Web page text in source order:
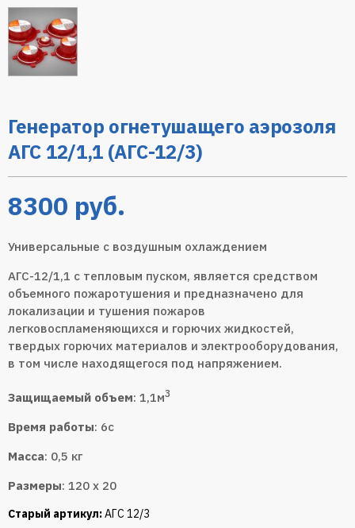
Генератор огнетушащего аэрозоля
АГС 12/1,1 (АГС-12/3)
8300 руб.
Универсальные с воздушным охлаждением
АГС-12/1,1 с тепловым пуском, является средством
объемного пожаротушения и предназначено для
локализации и тушения пожаров
легковоспламеняющихся и горючих жидкостей,
твердых горючих материалов и электрооборудования,
в том числе находящегося под напряжением.
Защищаемый объем: 1,1м3
Время работы: 6с
Масса: 0,5 кг
Размеры: 120 х 20
Старый артикул:АГС 12/3